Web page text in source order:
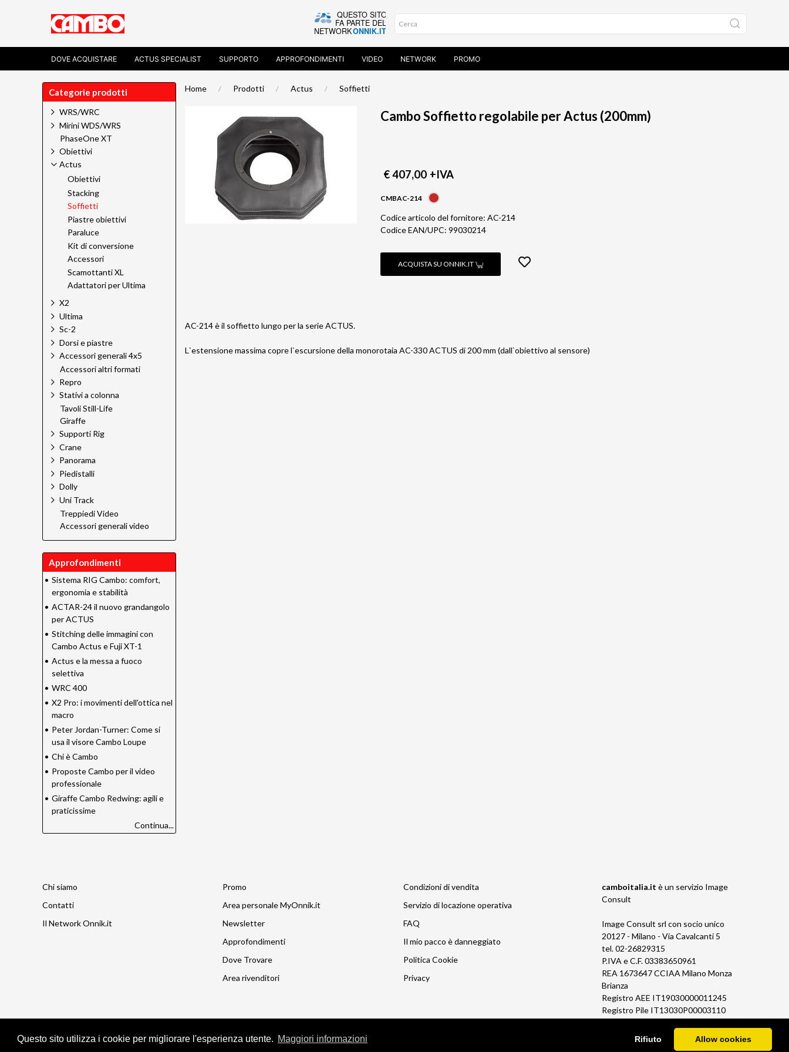
Questo sito utilizza i cookie per migliorare l'esperienza utente. Maggiori informazioni Rifiuto Allow cookies
DOVE ACQUISTARE ACTUS SPECIALIST SUPPORTO APPROFONDIMENTI VIDEO NETWORK PROMO
Home Prodotti Actus Soffietti
Cambo Soffietto regolabile per Actus (200mm)
€ 407,00 +IVA
CMBAC-214
Codice articolo del fornitore: AC-214
Codice EAN/UPC: 99030214
ACQUISTA SU ONNIK.IT
AC-214 è il soffietto lungo per la serie ACTUS.
L`estensione massima copre l`escursione della monorotaia AC-330 ACTUS di 200 mm (dall`obiettivo al sensore)
Categorie prodotti
WRS/WRC
Mirini WDS/WRS
PhaseOne XT
Obiettivi
Actus
Obiettivi
Stacking
Soffietti
Piastre obiettivi
Paraluce
Kit di conversione
Accessori
Scamottanti XL
Adattatori per Ultima
X2
Ultima
Sc-2
Dorsi e piastre
Accessori generali 4x5
Accessori altri formati
Repro
Stativi a colonna
Tavoli Still-Life
Giraffe
Supporti Rig
Crane
Panorama
Piedistalli
Dolly
Uni Track
Treppiedi Video
Accessori generali video
Approfondimenti
• Sistema RIG Cambo: comfort,
ergonomia e stabilità
• ACTAR-24 il nuovo grandangolo
per ACTUS
• Stitching delle immagini con
Cambo Actus e Fuji XT-1
• Actus e la messa a fuoco
selettiva
• WRC 400
• X2 Pro: i movimenti dell'ottica nel
macro
• Peter Jordan-Turner: Come si
usa il visore Cambo Loupe
• Chi è Cambo
• Proposte Cambo per il video
professionale
• Giraffe Cambo Redwing: agili e
praticissime
Continua...
Chi siamo
Contatti
Il Network Onnik.it
Promo
Area personale MyOnnik.it
Newsletter
Approfondimenti
Dove Trovare
Area rivenditori
Condizioni di vendita
Servizio di locazione operativa
FAQ
Il mio pacco è danneggiato
Politica Cookie
Privacy
camboitalia.it è un servizio Image
Consult
Image Consult srl con socio unico
20127 - Milano - Via Cavalcanti 5
tel. 02-26829315
P.IVA e C.F. 03383650961
REA 1673647 CCIAA Milano Monza
Brianza
Registro AEE IT19030000011245
Registro Pile IT13030P00003110